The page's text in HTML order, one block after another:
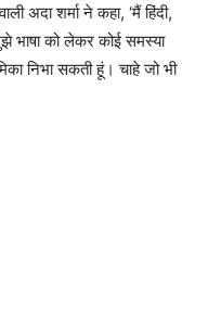
अदा शर्मा ने कहा, ‘मैं हिंदी,
भाषा को लेकर कोई समस्या
निभा सकती हूं। चाहे जो भी